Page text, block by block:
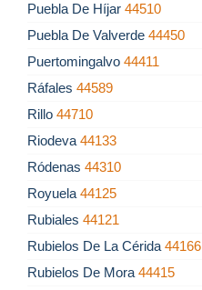
Puebla De Híjar 44510
Puebla De Valverde 44450
Puertomingalvo 44411
Ráfales 44589
Rillo 44710
Riodeva 44133
Ródenas 44310
Royuela 44125
Rubiales 44121
Rubielos De La Cérida 44166
Rubielos De Mora 44415